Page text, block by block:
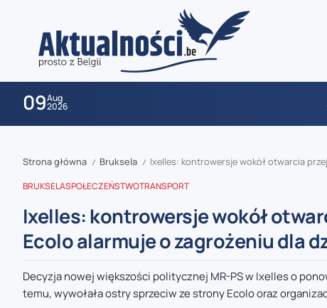
09Aug
2026
zaobserwuj nas
Strona główna / Bruksela / Ixelles: kontrowersje wokół otwarcia
BRUKSELASPOŁECZEŃSTWOTRANSPORT
Ixelles: kontrowersje wokół
Ecolo alarmuje o zagrożeniu dla
Decyzja nowej większości politycznej MR-PS w Ixelles o
temu, wywołała ostry sprzeciw ze strony Ecolo oraz